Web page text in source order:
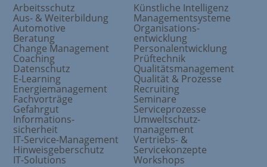
Arbeitsschutz
Aus- & Weiterbildung
Automotive
Beratung
Change Management
Coaching
Datenschutz
E-Learning
Energiemanagement
Fachvorträge
Gefahrgut
Informations-
sicherheit
IT-Service-Management
Hinweisgeberschutz
IT-Solutions
Künstliche Intelligenz
Managementsysteme
Organisations-
entwicklung
Personalentwicklung
Prüftechnik
Qualitätsmanagement
Qualität & Prozesse
Recruiting
Seminare
Serviceprozesse
Umweltschutz-
management
Vertriebs- &
Servicekonzepte
Workshops